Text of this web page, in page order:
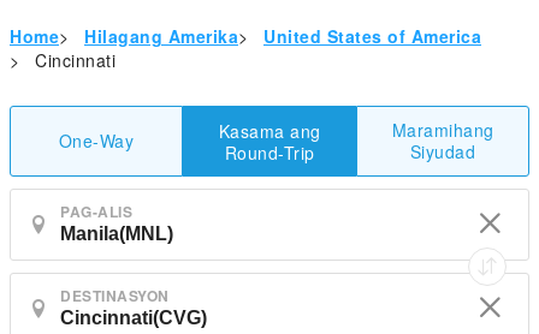
Home> Hilagang Amerika>
United States of America
>
Cincinnati
One-Way
Kasama ang
Round-Trip
Maramihang
Siyudad
PAG-ALIS
DESTINASYON